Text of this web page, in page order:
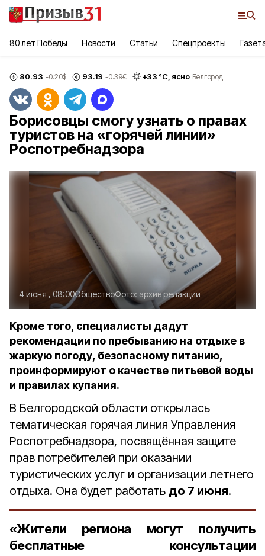
80 лет Победы Новости Статьи Спецпроекты
80.93 -0.20$ 93.19 -0.39€ +33 °С, ясно Белгород
Борисовцы смогу узнать о правах
туристов на «горячей линии»
Роспотребнадзора
4 июня , 08:00ОбществоФото: архив редакции
Кроме того, специалисты дадут
рекомендации по пребыванию на отдыхе в
жаркую погоду, безопасному питанию,
проинформируют о качестве питьевой воды
и правилах купания.
В Белгородской области открылась
тематическая горячая линия Управления
Роспотребнадзора, посвящённая защите
прав потребителей при оказании
туристических услуг и организации летнего
отдыха. Она будет работать до 7 июня.
«Жители региона могут получить
бесплатные консультации